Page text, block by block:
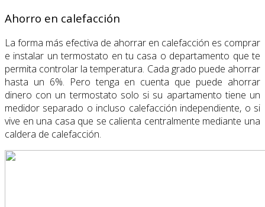
Ahorro en calefacción
La forma más efectiva de ahorrar en calefacción es comprar
e instalar un termostato en tu casa o departamento que te
permita controlar la temperatura. Cada grado puede ahorrar
hasta un 6%. Pero tenga en cuenta que puede ahorrar
dinero con un termostato solo si su apartamento tiene un
medidor separado o incluso calefacción independiente, o si
vive en una casa que se calienta centralmente mediante una
caldera de calefacción.